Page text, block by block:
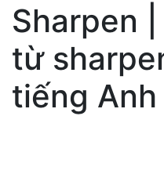
Sharpen
từ
tiếng Anh